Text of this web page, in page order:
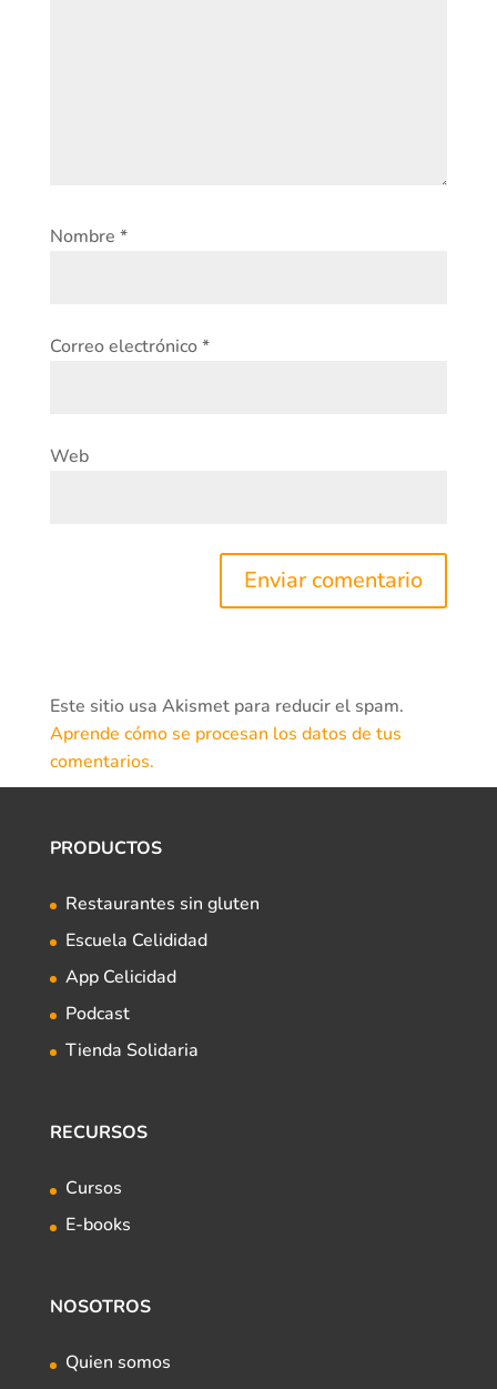
Nombre *
Correo electrónico*
Web
Este sitio usa Akismet para reducir el spam.
Aprende cómo se procesan los datos de tus
comentarios.
PRODUCTOS
Restaurantes sin gluten
Escuela Celididad
App Celicidad
Podcast
Tienda Solidaria
RECURSOS
Cursos
E-books
NOSOTROS
Quien somos